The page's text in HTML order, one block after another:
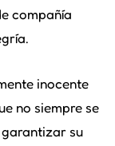
compañía
inocente
no siempre se
su